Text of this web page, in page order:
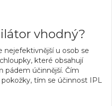
vhodný?
nejefektivnější u osob se
které obsahují
účinnější. Čím
tím se účinnost IPL